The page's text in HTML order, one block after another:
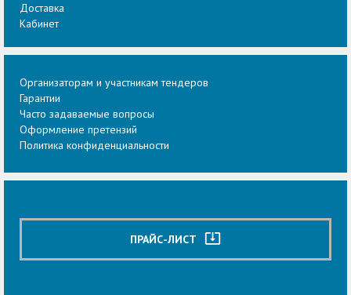
Доставка
Кабинет
Организаторам и участникам тендеров
Гарантии
Часто задаваемые вопросы
Оформление претензий
Политика конфиденциальности
ПРАЙС-ЛИСТ system_update_alt